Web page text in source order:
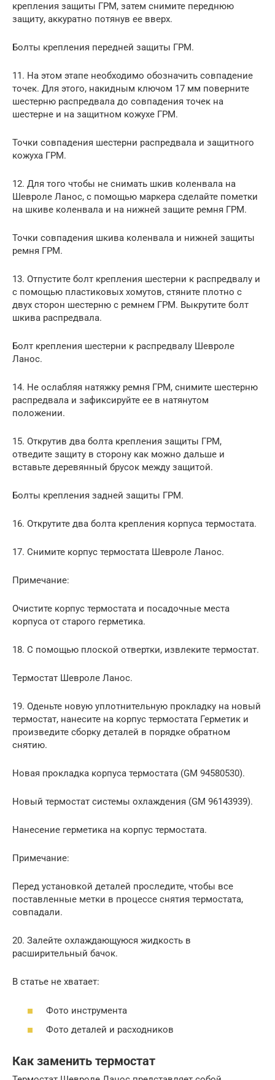
крепления защиты ГРМ, затем снимите переднюю
защиту, аккуратно потянув ее вверх.
Болты крепления передней защиты ГРМ.
11. На этом этапе необходимо обозначить совпадение
точек. Для этого, накидным ключом 17 мм поверните
шестерню распредвала до совпадения точек на
шестерне и на защитном кожухе ГРМ.
Точки совпадения шестерни распредвала и защитного
кожуха ГРМ.
12. Для того чтобы не снимать шкив коленвала на
Шевроле Ланос, с помощью маркера сделайте пометки
на шкиве коленвала и на нижней защите ремня ГРМ.
Точки совпадения шкива коленвала и нижней защиты
ремня ГРМ.
13. Отпустите болт крепления шестерни к распредвалу и
с помощью пластиковых хомутов, стяните плотно с
двух сторон шестерню с ремнем ГРМ. Выкрутите болт
шкива распредвала.
Болт крепления шестерни к распредвалу Шевроле
Ланос.
14. Не ослабляя натяжку ремня ГРМ, снимите шестерню
распредвала и зафиксируйте ее в натянутом
положении.
15. Открутив два болта крепления защиты ГРМ,
отведите защиту в сторону как можно дальше и
вставьте деревянный брусок между защитой.
Болты крепления задней защиты ГРМ.
16. Открутите два болта крепления корпуса термостата.
17. Снимите корпус термостата Шевроле Ланос.
Примечание:
Очистите корпус термостата и посадочные места
корпуса от старого герметика.​
18. С помощью плоской отвертки, извлеките термостат.
Термостат Шевроле Ланос.
19. Оденьте новую уплотнительную прокладку на новый
термостат, нанесите на корпус термостата Герметик и
произведите сборку деталей в порядке обратном
снятию.
Новая прокладка корпуса термостата (GM 94580530).
Новый термостат системы охлаждения (GM 96143939).
Нанесение герметика на корпус термостата.
Примечание:
Перед установкой деталей проследите, чтобы все
поставленные метки в процессе снятия термостата,
совпадали.
20. Залейте охлаждающуюся жидкость в
расширительный бачок.
В статье не хватает:
Фото инструмента
Фото деталей и расходников
Как заменить термостат